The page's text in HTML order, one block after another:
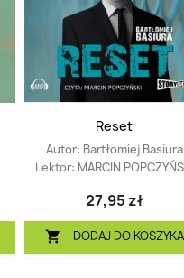
Reset
Autor: Bartłomiej Basiura
Lektor: MARCIN
27,95 zł
 DODAJ DO KOSZYKA